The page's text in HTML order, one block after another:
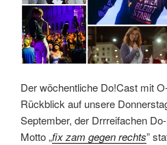
Der wöchentliche Do!Cast mit
Rückblick auf unsere
September, der Drrreifachen
Motto „fix zam gegen rechts”